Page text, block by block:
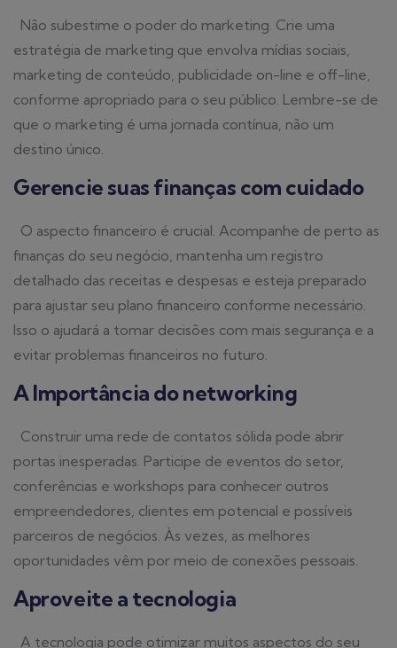
Não subestime o poder do marketing. Crie uma
estratégia de marketing que envolva mídias sociais,
marketing de conteúdo, publicidade on-line e off-line,
conforme apropriado para o seu público. Lembre-se de
que o marketing é uma jornada contínua, não um
destino único.
Gerencie suas finanças com cuidado
O aspecto financeiro é crucial. Acompanhe de perto as
finanças do seu negócio, mantenha um registro
detalhado das receitas e despesas e esteja preparado
para ajustar seu plano financeiro conforme necessário.
Isso o ajudará a tomar decisões com mais segurança e a
evitar problemas financeiros no futuro.
A Importância do networking
Construir uma rede de contatos sólida pode abrir
portas inesperadas. Participe de eventos do setor,
conferências e workshops para conhecer outros
empreendedores, clientes em potencial e possíveis
parceiros de negócios. Às vezes, as melhores
oportunidades vêm por meio de conexões pessoais.
Aproveite a tecnologia
A tecnologia pode otimizar muitos aspectos do seu